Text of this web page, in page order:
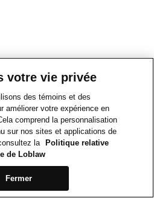
votre vie privée
des témoins et des
améliorer votre expérience en
comprend la personnalisation
sur nos sites et applications de
la
Politique relative
de Loblaw
Fermer